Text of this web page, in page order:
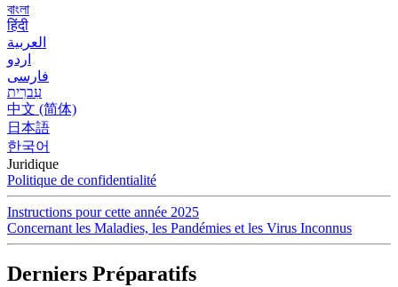
বাংলা
हिंदी
العربية
اردو
فارسی
עִברִית
中文 (简体)
日本語
한국어
Juridique
Politique de confidentialité
Instructions pour cette année 2025
Concernant les Maladies, les Pandémies et les Virus Inconnus
Derniers Préparatifs